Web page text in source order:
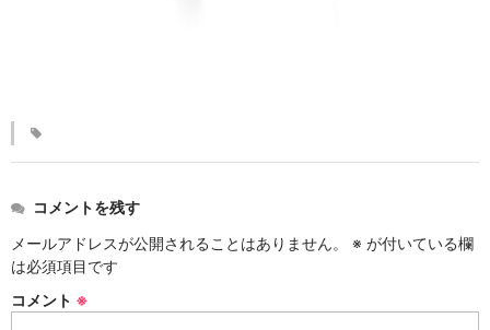
銀彩シリーズ
デルフト伊万里シリーズ
DELFT IMARI
コメントを残す
メールアドレスが公開されることはありません。
※ が付いている欄
は必須項目です
コメント ※